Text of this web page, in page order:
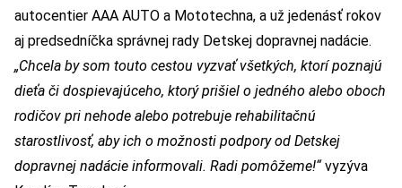
autocentier AAA AUTO a Mototechna, a už jedenásť rokov
aj predsedníčka správnej rady Detskej dopravnej nadácie.
„Chcela by som touto cestou vyzvať všetkých, ktorí poznajú
dieťa či dospievajúceho, ktorý prišiel o jedného alebo oboch
rodičov pri nehode alebo potrebuje rehabilitačnú
starostlivosť, aby ich o možnosti podpory od Detskej
dopravnej nadácie informovali. Radi pomôžeme!“vyzýva